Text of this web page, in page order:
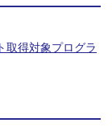
取得対象プログラ